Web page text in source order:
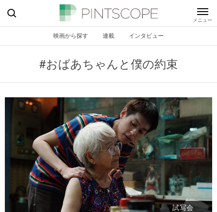
映画から探す 連載 インタビュー
#おばあちゃんと僕の約束
試写会